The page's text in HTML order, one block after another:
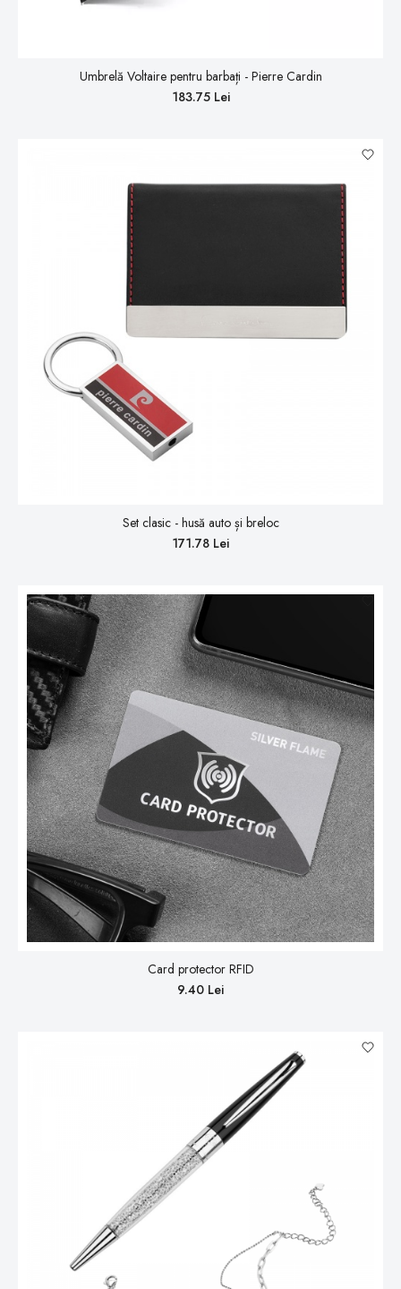
Umbrelă Voltaire pentru barbați - Pierre Cardin
183.75 Lei
Set clasic - husă auto și breloc
171.78 Lei
Card protector RFID
9.40 Lei